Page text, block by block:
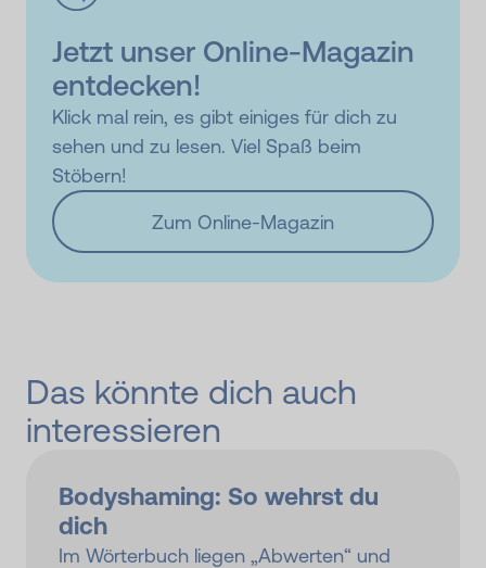
Jetzt unser Online-Magazin
entdecken!
Klick mal rein, es gibt einiges für dich zu
sehen und zu lesen. Viel Spaß beim
Stöbern!
Zum Online-Magazin
Das könnte dich auch
interessieren
Bodyshaming: So wehrst du
dich
Im Wörterbuch liegen „Abwerten“ und